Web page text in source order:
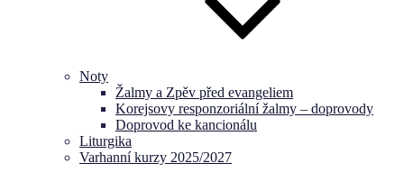
Noty
Žalmy a Zpěv před evangeliem
Korejsovy responzoriální žalmy – doprovody
Doprovod ke kancionálu
Liturgika
Varhanní kurzy 2025/2027